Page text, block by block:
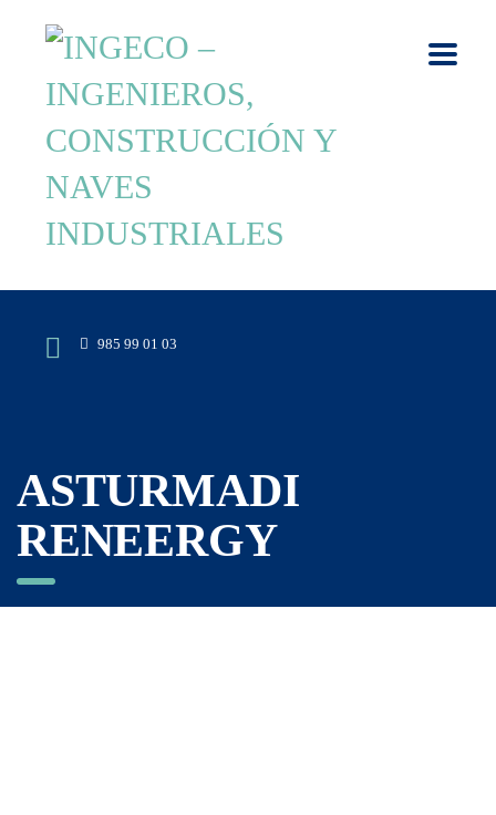
985 99 01 03
ASTURMADI
RENEERGY